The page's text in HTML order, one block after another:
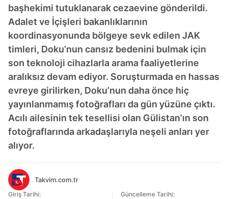
başhekimi tutuklanarak cezaevine gönderildi.
Adalet ve İçişleri bakanlıklarının
koordinasyonunda bölgeye sevk edilen JAK
timleri, Doku’nun cansız bedenini bulmak için
son teknoloji cihazlarla arama faaliyetlerine
aralıksız devam ediyor. Soruşturmada en hassas
evreye girilirken, Doku’nun daha önce hiç
yayınlanmamış fotoğrafları da gün yüzüne çıktı.
Acılı ailesinin tek tesellisi olan Gülistan’ın son
fotoğraflarında arkadaşlarıyla neşeli anları yer
alıyor.
Takvim.com.tr
Giriş Tarihi:
Güncelleme Tarihi: